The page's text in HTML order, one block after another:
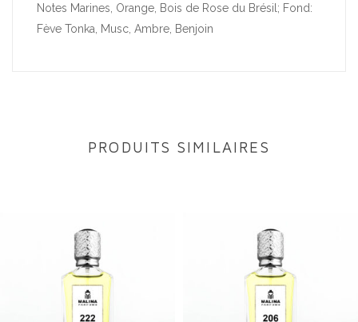
Notes Marines, Orange, Bois de Rose du Brésil; Fond:
Fève Tonka, Musc, Ambre, Benjoin
PRODUITS SIMILAIRES